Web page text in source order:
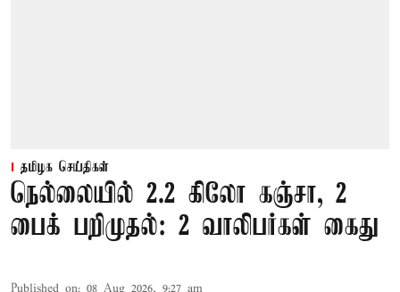
தமிழக செய்திகள்
நெல்லையில் 2.2 கிலோ கஞ்சா, 2
பைக் பறிமுதல்: 2 வாலிபர்கள் கைது
Published on: 08 Aug 2026, 9:27 am